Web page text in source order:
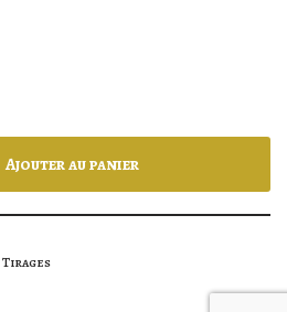
Ajouter au panier
Tirages